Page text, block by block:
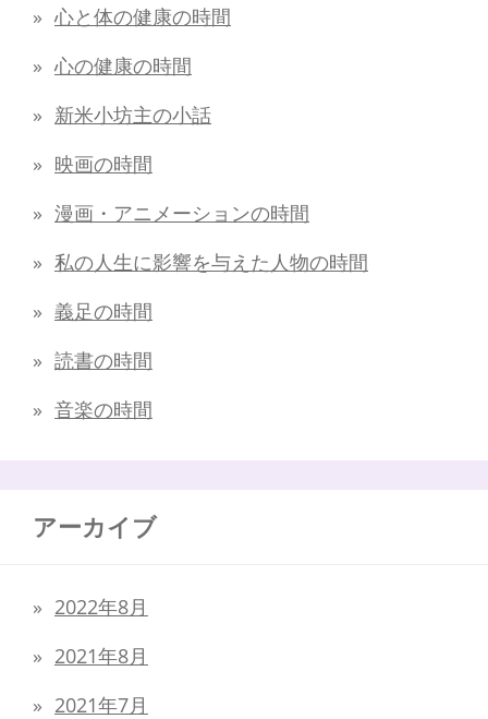
心と体の健康の時間
心の健康の時間
新米小坊主の小話
映画の時間
漫画・アニメーションの時間
私の人生に影響を与えた人物の時間
義足の時間
読書の時間
音楽の時間
アーカイブ
2022年8月
2021年8月
2021年7月